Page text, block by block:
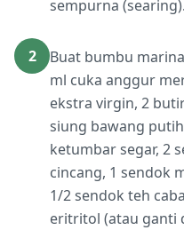
sempurna (searing).
2
Buat bumbu
ml cuka anggur
ekstra virgin, 2
siung bawang
ketumbar segar, 2
cincang, 1 sendok
1/2 sendok teh
eritritol (atau ganti